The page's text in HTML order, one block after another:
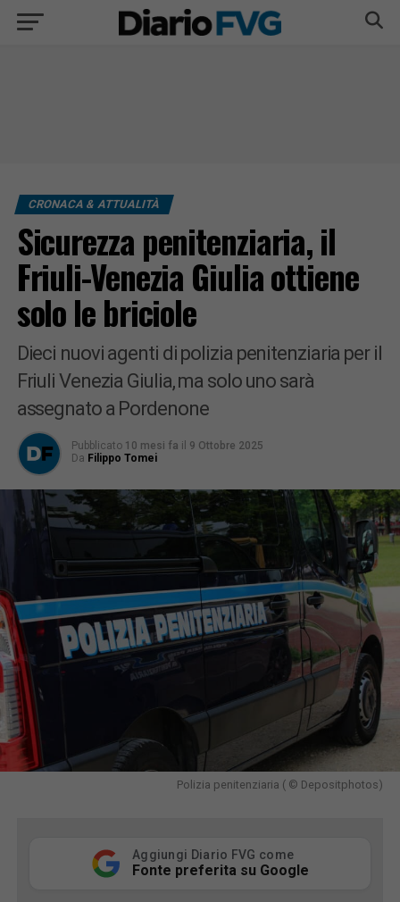
CRONACA & ATTUALITÀ
Sicurezza penitenziaria, il
Friuli-Venezia Giulia ottiene
solo le briciole
Dieci nuovi agenti di polizia penitenziaria per il
Friuli Venezia Giulia, ma solo uno sarà
assegnato a Pordenone
Pubblicato 10 mesi fa il 9 Ottobre 2025
Da Filippo Tomei
Polizia penitenziaria ( © Depositphotos)
Aggiungi Diario FVG come
Fonte preferita su Google